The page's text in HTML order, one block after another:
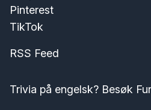
Pinterest
TikTok
RSS Feed
Trivia på engelsk? Besøk